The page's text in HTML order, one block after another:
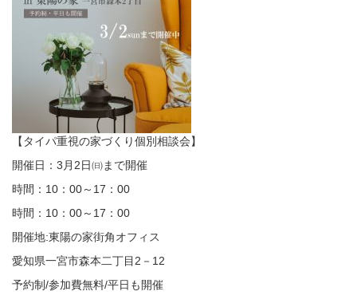
【タイパ重視の家づくり個別相談会】
開催日：3月2日㈰まで開催
時間：10：00～17：00
時間：10：00～17：00
開催地:東陽の家街角オフィス
愛知県一宮市森本二丁目2－12
予約制/参加費無料/平日も開催